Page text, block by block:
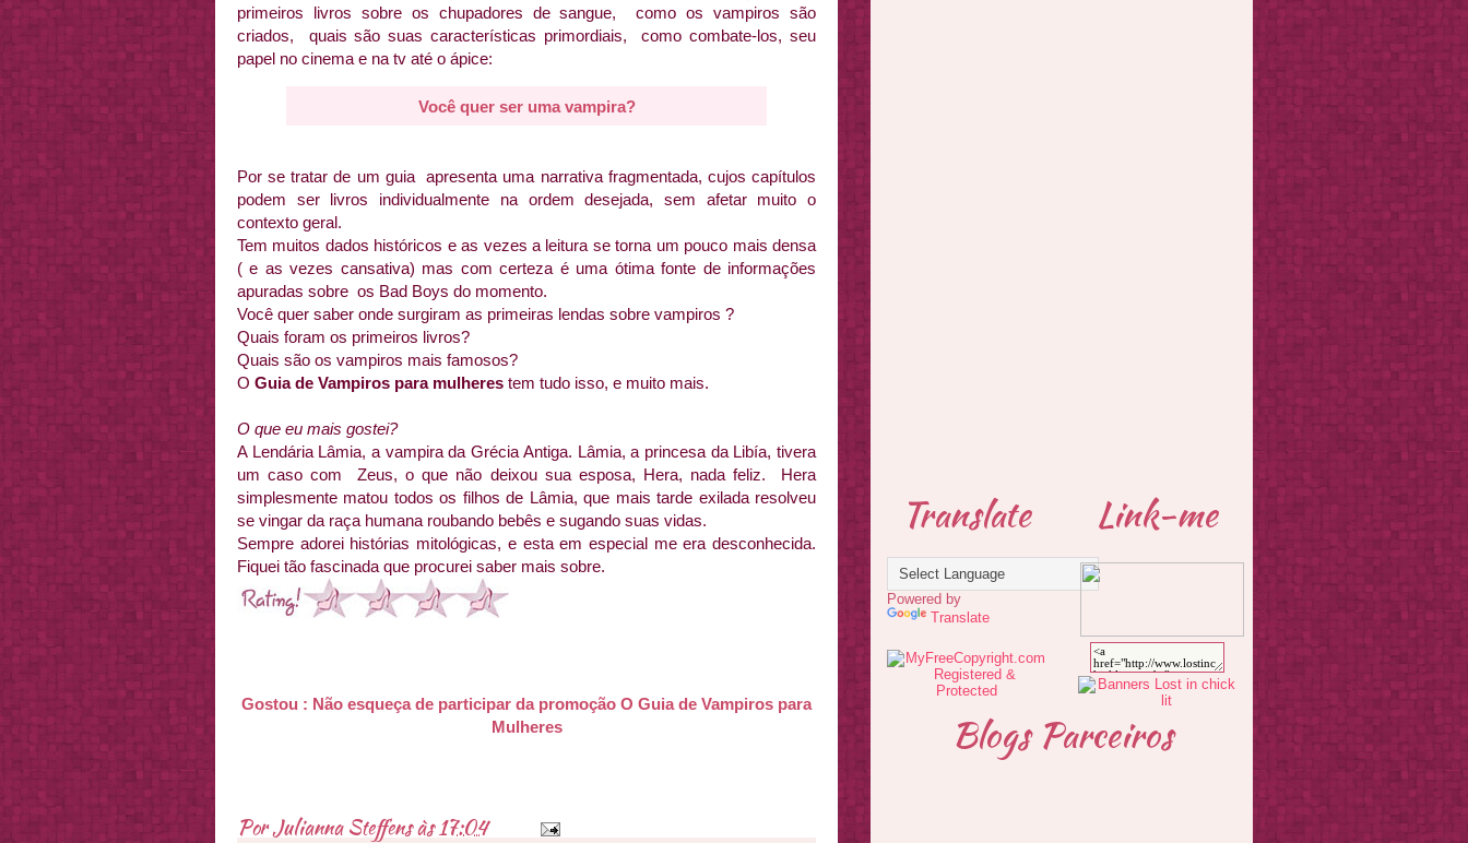
primeiros livros sobre os chupadores de sangue, como os vampiros são
criados, quais são suas características primordiais, como combate-los, seu
papel no cinema e na tv até o ápice:
Você quer ser uma vampira?
Por se tratar de um guia apresenta uma narrativa fragmentada, cujos capítulos
podem ser livros individualmente na ordem desejada, sem afetar muito o
contexto geral.
Tem muitos dados históricos e as vezes a leitura se torna um pouco mais densa
( e as vezes cansativa) mas com certeza é uma ótima fonte de informações
apuradas sobre os Bad Boys do momento.
Você quer saber onde surgiram as primeiras lendas sobre vampiros ?
Quais foram os primeiros livros?
Quais são os vampiros mais famosos?
O Guia de Vampiros para mulheres tem tudo isso, e muito mais.
O que eu mais gostei?
A Lendária Lâmia, a vampira da Grécia Antiga. Lâmia, a princesa da Libía, tivera
um caso com Zeus, o que não deixou sua esposa, Hera, nada feliz. Hera
simplesmente matou todos os filhos de Lâmia, que mais tarde exilada resolveu
se vingar da raça humana roubando bebês e sugando suas vidas.
Sempre adorei histórias mitológicas, e esta em especial me era desconhecida.
Fiquei tão fascinada que procurei saber mais sobre.
Gostou : Não esqueça de participar da promoção O Guia de Vampiros para
Mulheres
PorJulianna Steffensàs17:04
Translate
Powered by
Translate
Link-me
Blogs Parceiros